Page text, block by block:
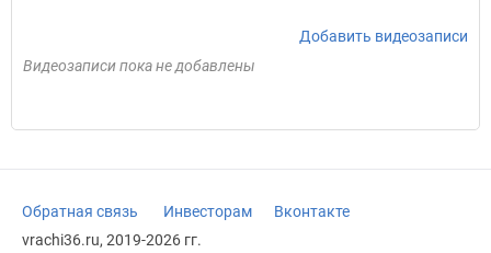
Добавить видеозаписи
Видеозаписи пока не добавлены
Обратная связь Инвесторам
Вконтакте
vrachi36.ru, 2019-2026 гг.